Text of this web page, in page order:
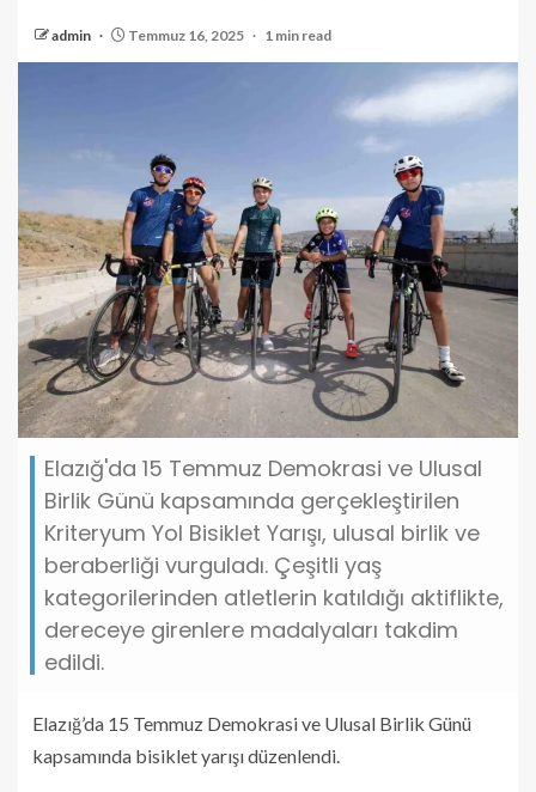
admin Temmuz 16, 2025 1 min read
Elazığ'da 15 Temmuz Demokrasi ve Ulusal
Birlik Günü kapsamında gerçekleştirilen
Kriteryum Yol Bisiklet Yarışı, ulusal birlik ve
beraberliği vurguladı. Çeşitli yaş
kategorilerinden atletlerin katıldığı aktiflikte,
dereceye girenlere madalyaları takdim
edildi.
Elazığ’da 15 Temmuz Demokrasi ve Ulusal Birlik Günü
kapsamında bisiklet yarışı düzenlendi.